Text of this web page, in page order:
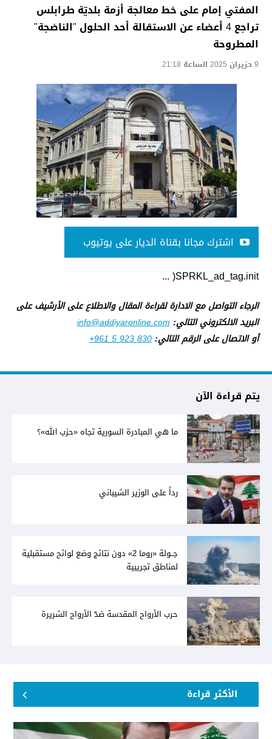
المفتي إمام على خط معالجة أزمة بلديّة طرابلس
تراجع 4 أعضاء عن الاستقالة أحد الحلول "الناضجة"
المطروحة
9 حزيران 2025 الساعة 21:18
اشترك مجانا بقناة الديار على يوتيوب
SPRKL_ad_tag.init( ...
الرجاء التواصل مع الادارة لقراءة المقال والاطلاع على الأرشيف على
البريد الالكتروني التالي:info@addiyaronline.com
أو الاتصال على الرقم التالي:+961 5 923 830
يتم قراءة الآن
ما هي المبادرة السورية تجاه «حزب الله»؟
رداً على الوزير الشيباني
جــولة «روما 2» دون نتائج وضع لوائح مستقبلية
لمناطق تجريبية
حرب الأرواح المقدسة ضدّ الأرواح الشريرة
الأكثر قراءة